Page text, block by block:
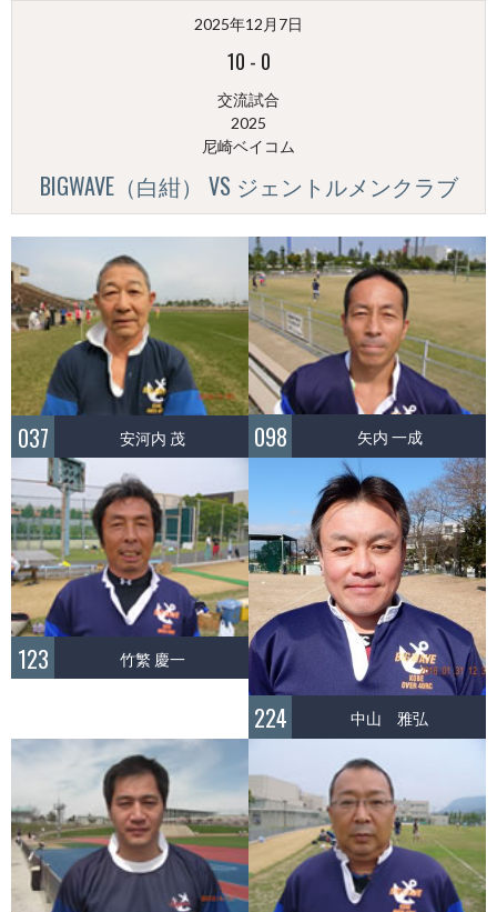
2025年12月7日
10 - 0
交流試合
2025
尼崎ベイコム
BIGWAVE（白紺） VS ジェントルメンクラブ
037 安河内 茂 098 矢内 一成
123 竹繁 慶一
224 中山 雅弘